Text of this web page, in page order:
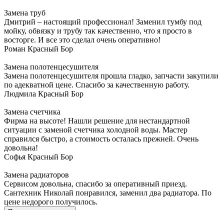
Замена труб
Дмитрий – настоящий профессионал! Заменил тумбу под
мойку, обвязку и трубу так качественно, что я просто в
восторге. И все это сделал очень оперативно!
Роман Красный Бор
Замена полотенцесушителя
Замена полотенцесушителя прошла гладко, запчасти закупили
по адекватной цене. Спасибо за качественную работу.
Людмила Красный Бор
Замена счетчика
Фирма на высоте! Нашли решение для нестандартной
ситуации с заменой счетчика холодной воды. Мастер
справился быстро, а стоимость осталась прежней. Очень
довольна!
Софья Красный Бор
Замена радиаторов
Сервисом довольна, спасибо за оперативный приезд.
Сантехник Николай понравился, заменил два радиатора. По
цене недорого получилось.